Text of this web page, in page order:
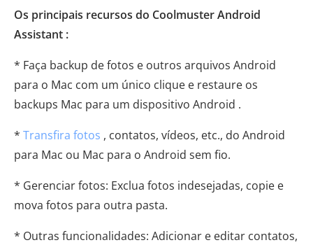
Os principais recursos do Coolmuster Android
Assistant :
* Faça backup de fotos e outros arquivos Android
para o Mac com um único clique e restaure os
backups Mac para um dispositivo Android .
* Transfira fotos , contatos, vídeos, etc., do Android
para Mac ou Mac para o Android sem fio.
* Gerenciar fotos: Exclua fotos indesejadas, copie e
mova fotos para outra pasta.
* Outras funcionalidades: Adicionar e editar contatos,